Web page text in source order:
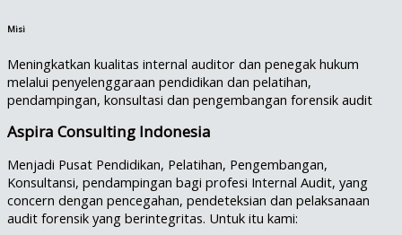
Misi
Meningkatkan kualitas internal auditor dan penegak hukum
melalui penyelenggaraan pendidikan dan pelatihan,
pendampingan, konsultasi dan pengembangan forensik audit
Aspira Consulting Indonesia
Menjadi Pusat Pendidikan, Pelatihan, Pengembangan,
Konsultansi, pendampingan bagi profesi Internal Audit, yang
concern dengan pencegahan, pendeteksian dan pelaksanaan
audit forensik yang berintegritas. Untuk itu kami: